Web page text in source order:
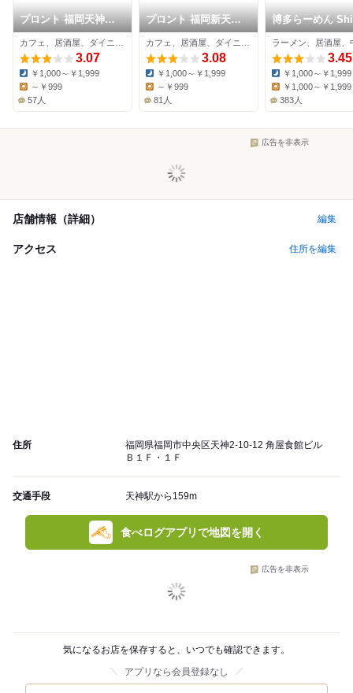
プロント 福岡天神木
村家ビル店
3.07
Dinner:
￥1,000～￥1,999
Lunch:
～￥999
57人
プロント 福岡新天町
店
3.08
Dinner:
￥1,000～￥1,999
Lunch:
～￥999
81人
博多らーめん
Shin 福岡
3.45
Dinner:
￥1,000～￥1,999
￥1,000～￥1,999
383人
広告を非表示
店舗情報（詳細） 編集
アクセス 住所を編集
住所
福岡県福岡市中央区天神2-10-12 角屋食館ビル
Ｂ１Ｆ・１Ｆ
交通手段 天神駅から159m
食べログアプリで地図を開く
広告を非表示
気になるお店を保存すると、いつでも確認できます。
アプリなら会員登録なし